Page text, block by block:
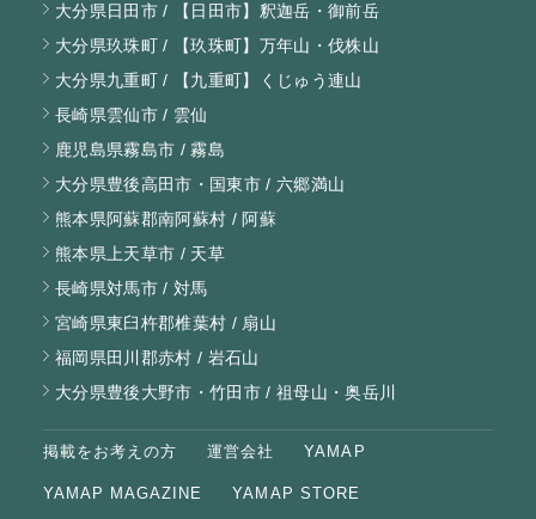
大分県日田市 / 【日田市】釈迦岳・御前岳
大分県玖珠町 / 【玖珠町】万年山・伐株山
大分県九重町 / 【九重町】くじゅう連山
長崎県雲仙市 / 雲仙
鹿児島県霧島市 / 霧島
大分県豊後高田市・国東市 / 六郷満山
熊本県阿蘇郡南阿蘇村 / 阿蘇
熊本県上天草市 / 天草
長崎県対馬市 / 対馬
宮崎県東臼杵郡椎葉村 / 扇山
福岡県田川郡赤村 / 岩石山
大分県豊後大野市・竹田市 / 祖母山・奥岳川
掲載をお考えの方 運営会社 YAMAP
YAMAP MAGAZINE YAMAP STORE